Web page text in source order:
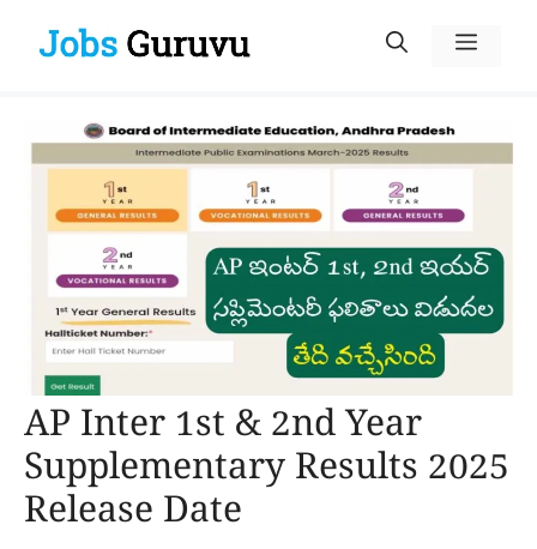
Menu
AP Inter 1st & 2nd Year
Supplementary Results 2025
Release Date